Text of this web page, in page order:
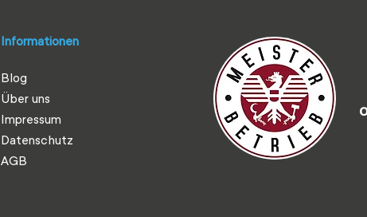
Informationen
Blog
Über uns
Impressum
Datenschutz
AGB